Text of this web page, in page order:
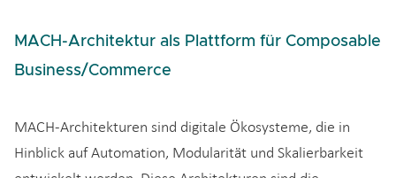
MACH-Architektur als Plattform für Composable
Business/Commerce
MACH-Architekturen sind digitale Ökosysteme, die in
Hinblick auf Automation, Modularität und Skalierbarkeit